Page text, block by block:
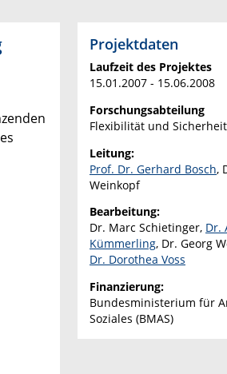
Projektdaten
Laufzeit des Projektes
15.01.2007 - 15.06.2008
Forschungsabteilung
Flexibilität und Sicherheit
Leitung:
Prof. Dr. Gerhard Bosch,
Weinkopf
Bearbeitung:
Dr. Marc Schietinger, Dr.
Kümmerling, Dr. Georg
Dr. Dorothea Voss
Finanzierung:
Bundesministerium für
Soziales (BMAS)